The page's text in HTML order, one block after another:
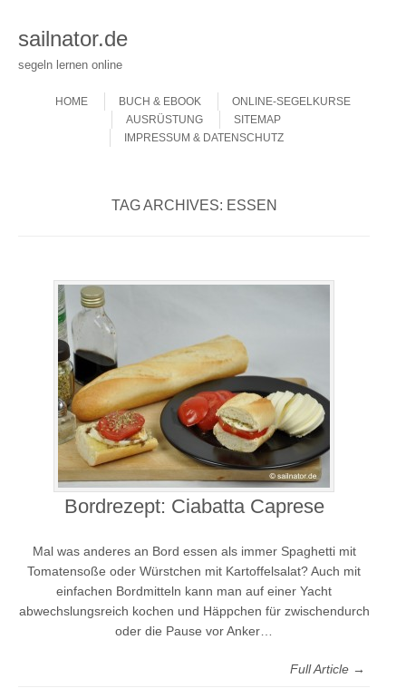
sailnator.de
segeln lernen online
MenuHOME
BUCH & EBOOK
ONLINE-SEGELKURSE
AUSRÜSTUNG
SITEMAP
IMPRESSUM & DATENSCHUTZ
TAG ARCHIVES: ESSEN
Bordrezept: Ciabatta Caprese
Mal was anderes an Bord essen als immer Spaghetti mit
Tomatensoße oder Würstchen mit Kartoffelsalat? Auch mit
einfachen Bordmitteln kann man auf einer Yacht
abwechslungsreich kochen und Häppchen für zwischendurch
oder die Pause vor Anker…
Full Article →